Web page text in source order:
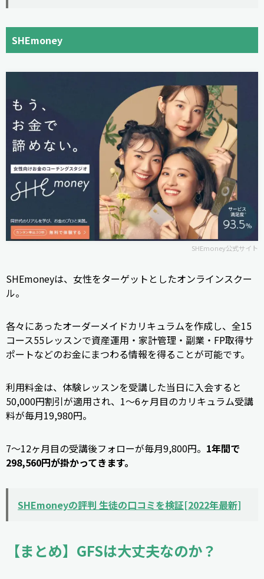
SHEmoney
SHEmoney公式サイト
SHEmoneyは、女性をターゲットとしたオンラインスクー
ル。
各々にあったオーダーメイドカリキュラムを作成し、全15
コース55レッスンで資産運用・家計管理・副業・FP取得サ
ポートなどのお金にまつわる情報を得ることが可能です。
利用料金は、体験レッスンを受講した当日に入会すると
50,000円割引が適用され、1〜6ヶ月目のカリキュラム受講
料が毎月19,980円。
7〜12ヶ月目の受講後フォローが毎月9,800円。 1年間で
298,560円が掛かってきます。
SHEmoneyの評判 生徒の口コミを検証[2022年最新]
【まとめ】GFSは大丈夫なのか？